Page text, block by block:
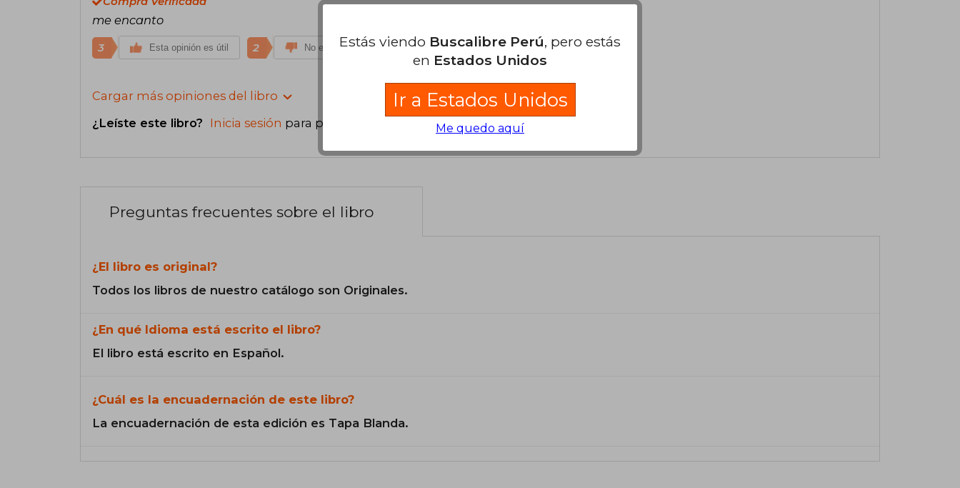
me encanto
3 Esta opinión es útil 2 No es útil
Cargar más opiniones del libro
¿Leíste este libro? Inicia sesión para poder agregar tu propia evaluación
Preguntas frecuentes sobre el libro
¿El libro es original?
Todos los libros de nuestro catálogo son Originales.
¿En qué Idioma está escrito el libro?
El libro está escrito en Español.
¿Cuál es la encuadernación de este libro?
La encuadernación de esta edición es Tapa Blanda.
Estás viendo Buscalibre Perú, pero estás
en Estados Unidos
Ir a Estados Unidos
Me quedo aquí